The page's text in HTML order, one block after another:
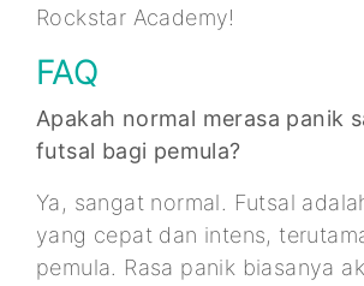
Rockstar Academy!
FAQ
Apakah normal merasa panik
futsal bagi pemula?
Ya, sangat normal. Futsal
yang cepat dan intens,
pemula. Rasa panik biasanya